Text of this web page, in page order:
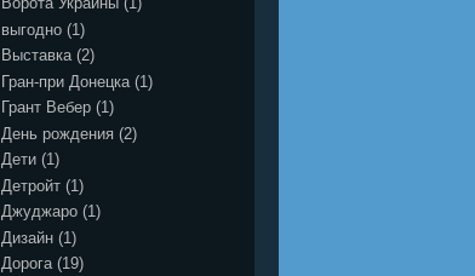
выгодно (1)
Выставка (2)
Гран-при Донецка (1)
Грант Вебер (1)
День рождения (2)
Дети (1)
Детройт (1)
Джуджаро (1)
Дизайн (1)
Дорога (19)